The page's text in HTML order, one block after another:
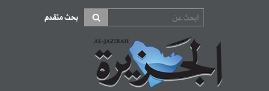
بحث متقدم